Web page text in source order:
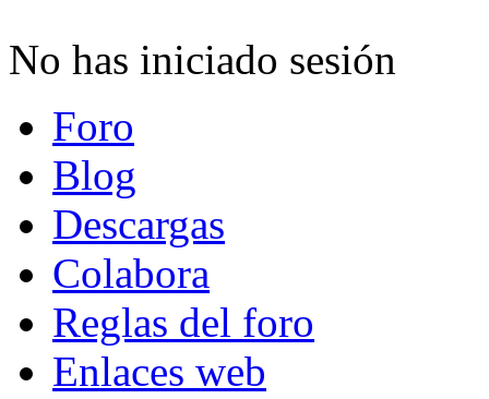
No has iniciado sesión
Foro
Blog
Descargas
Colabora
Reglas del foro
Enlaces web